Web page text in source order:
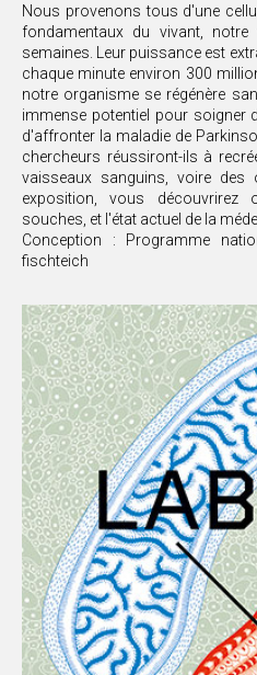
Nous provenons tous d'une
fondamentaux du vivant,
semaines. Leur puissance est
chaque minute environ 300
notre organisme se régénère
immense potentiel pour soigner
d'affronter la maladie de
chercheurs réussiront-ils à
vaisseaux sanguins, voire des
exposition, vous
souches, et l'état actuel de la
Conception : Programme
fischteich